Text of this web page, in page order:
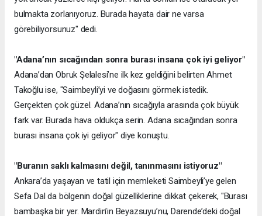
bulmakta zorlanıyoruz. Burada hayata dair ne varsa
görebiliyorsunuz" dedi.
"Adana’nın sıcağından sonra burası insana çok iyi geliyor"
Adana’dan Obruk Şelalesi’ne ilk kez geldiğini belirten Ahmet
Takoğlu ise, "Saimbeyli’yi ve doğasını görmek istedik.
Gerçekten çok güzel. Adana’nın sıcağıyla arasında çok büyük
fark var. Burada hava oldukça serin. Adana sıcağından sonra
burası insana çok iyi geliyor" diye konuştu.
"Buranın saklı kalmasını değil, tanınmasını istiyoruz"
Ankara’da yaşayan ve tatil için memleketi Saimbeyli’ye gelen
Sefa Dal da bölgenin doğal güzelliklerine dikkat çekerek, "Burası
bambaşka bir yer. Mardin’in Beyazsuyu’nu, Darende’deki doğal